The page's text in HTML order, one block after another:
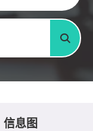
搜寻
信息图